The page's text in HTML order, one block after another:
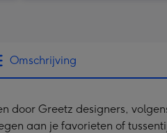
Omschrijving
door Greetz designers,
aan je favorieten of